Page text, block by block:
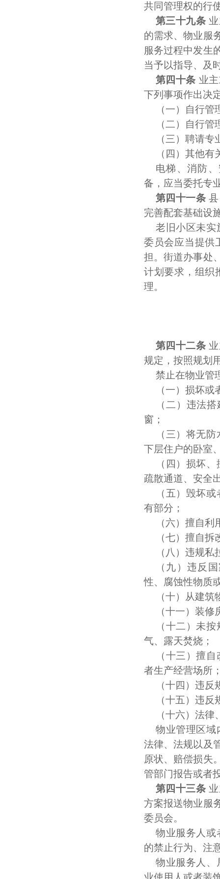
共同管理权的行
第三十九条
的需求、物业服
服务过程中发生
当予以指导、及
第四十条 业
下列事项作出决
（一）自行
（二）自行
（三）聘请
（四）其他
电梯、消防
备，应当委托专
第四十一条
完善配套基础设
老旧小区未实
委员会应当提供
担。街道办事处
计划要求，组织
理。
第四十二条
规定，按照规划
禁止在物业管
（一）损坏
（二）违法
窗；
（三）将无
下层住户的卧室
（四）损坏
疏散通道、安全
（五）毁坏
有部分；
（六）擅自
（七）擅自
（八）违规
（九）违反
性、腐蚀性物质
（十）从建
（十一）装
（十二）未
气、露天焚烧；
（十三）擅
者生产经营场所
（十四）违
（十五）违
（十六）法
物业管理区域
法律、法规以及
原状、赔偿损失
管部门报告或者
第四十三条
方案报送物业服
委员会。
物业服务人或
的禁止行为、注
物业服务人、